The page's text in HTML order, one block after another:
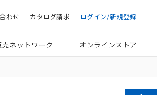
ログイン/新規登録
カタログ請求
わせ
売ネットワーク オンラインストア